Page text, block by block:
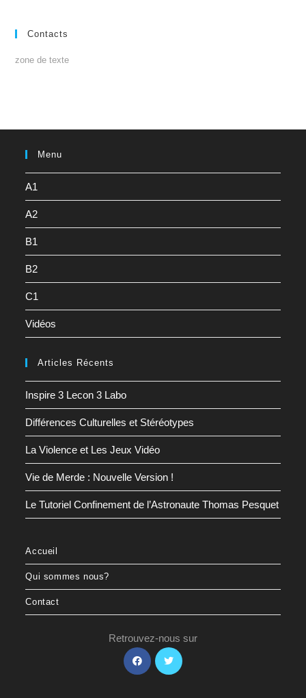
Contacts
zone de texte
Menu
A1
A2
B1
B2
C1
Vidéos
Articles Récents
Inspire 3 Lecon 3 Labo
Différences Culturelles et Stéréotypes
La Violence et Les Jeux Vidéo
Vie de Merde : Nouvelle Version !
Le Tutoriel Confinement de l’Astronaute Thomas Pesquet
Accueil
Qui sommes nous?
Contact
Retrouvez-nous sur
S’ouvre
dans
S’ouvre